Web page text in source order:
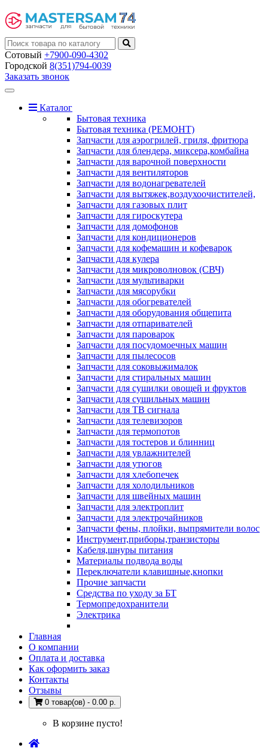
Сотовый +7900-090-4302
Городской 8(351)794-0039
Заказать звонок
Toggle
navigationКаталог
Бытовая техника
Бытовая техника (РЕМОНТ)
Запчасти для аэрогрилей, гриля, фритюра
Запчасти для блендера, миксера,комбайна
Запчасти для варочной поверхности
Запчасти для вентиляторов
Запчасти для водонагревателей
Запчасти для вытяжек,воздухоочистителей,
Запчасти для газовых плит
Запчасти для гироскутера
Запчасти для домофонов
Запчасти для кондиционеров
Запчасти для кофемашин и кофеварок
Запчасти для кулера
Запчасти для микроволновок (СВЧ)
Запчасти для мультиварки
Запчасти для мясорубки
Запчасти для обогревателей
Запчасти для оборудования общепита
Запчасти для отпаривателей
Запчасти для пароварок
Запчасти для посудомоечных машин
Запчасти для пылесосов
Запчасти для соковыжималок
Запчасти для стиральных машин
Запчасти для сушилки овощей и фруктов
Запчасти для сушильных машин
Запчасти для ТВ сигнала
Запчасти для телевизоров
Запчасти для термопотов
Запчасти для тостеров и блинниц
Запчасти для увлажнителей
Запчасти для утюгов
Запчасти для хлебопечек
Запчасти для холодильников
Запчасти для швейных машин
Запчасти для электроплит
Запчасти для электрочайников
Запчасти фены, плойки, выпрямители волос
Инструмент,приборы,транзисторы
Кабеля,шнуры питания
Материалы подвода воды
Переключатели клавишные,кнопки
Прочие запчасти
Средства по уходу за БТ
Термопредохранители
Электрика
Главная
О компании
Оплата и доставка
Как оформить заказ
Контакты
Отзывы
0 товар(ов) - 0.00 р.
В корзине пусто!